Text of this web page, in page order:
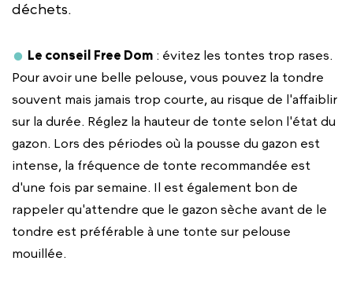
déchets.
Le conseil Free Dom : évitez les tontes trop rases.
Pour avoir une belle pelouse, vous pouvez la tondre
souvent mais jamais trop courte, au risque de l'affaiblir
sur la durée. Réglez la hauteur de tonte selon l'état du
gazon. Lors des périodes où la pousse du gazon est
intense, la fréquence de tonte recommandée est
d'une fois par semaine. Il est également bon de
rappeler qu'attendre que le gazon sèche avant de le
tondre est préférable à une tonte sur pelouse
mouillée.